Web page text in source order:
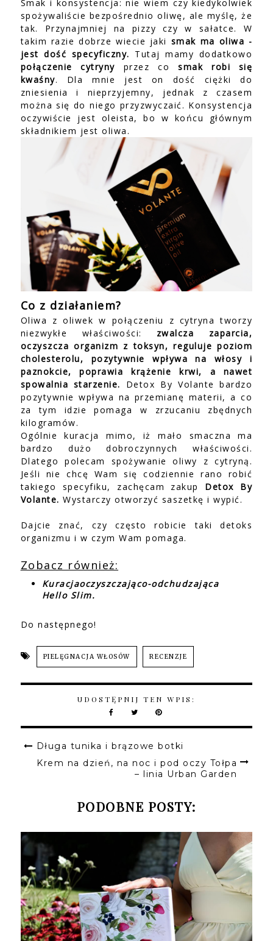
Smak i konsystencja: nie wiem czy kiedykolwiek
spożywaliście bezpośrednio oliwę, ale myślę, że
tak. Przynajmniej na pizzy czy w sałatce. W
takim razie dobrze wiecie jaki smak ma oliwa -
jest dość specyficzny. Tutaj mamy dodatkowo
połączenie cytryny przez cosmak robi się
kwaśny. Dla mnie jest on dość ciężki do
zniesienia i nieprzyjemny, jednak z czasem
można się do niego przyzwyczaić. Konsystencja
oczywiście jest oleista, bo w końcu głównym
składnikiem jest oliwa.
Co z działaniem?
Oliwa z oliwek w połączeniu z cytryna tworzy
niezwykłe właściwości: zwalcza zaparcia,
oczyszcza organizm z toksyn, reguluje poziom
cholesterolu, pozytywnie wpływa na włosy i
paznokcie, poprawia krążenie krwi, a nawet
spowalnia starzenie. Detox By Volante bardzo
pozytywnie wpływa na przemianę materii, a co
za tym idzie pomaga w zrzucaniu zbędnych
kilogramów.
Ogólnie kuracja mimo, iż mało smaczna ma
bardzo dużo dobroczynnych właściwości.
Dlatego polecam spożywanie oliwy z cytryną.
Jeśli nie chcę Wam się codziennie rano robić
takiego specyfiku, zachęcam zakup
Detox By
Volante. Wystarczy otworzyć saszetkę i wypić.
Dajcie znać, czy często robicie taki detoks
organizmu i w czym Wam pomaga.
Zobacz również:
Kuracjaoczyszczająco-odchudzająca
Hello Slim.
Do następnego!
PIELĘGNACJA WŁOSÓW RECENZJE
UDOSTĘPNIJ TEN WPIS:
Długa tunika i brązowe botki
Krem na dzień, na noc i pod oczy Tołpa
– linia Urban Garden
PODOBNE POSTY: